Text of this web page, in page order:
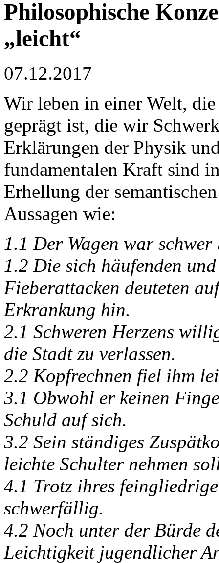
Philosophische
„leicht“
07.12.2017
Wir leben in einer Welt,
geprägt ist, die wir
Erklärungen der Physik
fundamentalen Kraft sind
Erhellung der
Aussagen wie:
1.1 Der Wagen war schwer
1.2 Die sich häufenden
Fieberattacken deuteten
Erkrankung hin.
2.1 Schweren Herzens
die Stadt zu verlassen.
2.2 Kopfrechnen fiel ihm
3.1 Obwohl er keinen
Schuld auf sich.
3.2 Sein ständiges
leichte Schulter nehmen
4.1 Trotz ihres
schwerfällig.
4.2 Noch unter der Bürde
Leichtigkeit jugendlicher